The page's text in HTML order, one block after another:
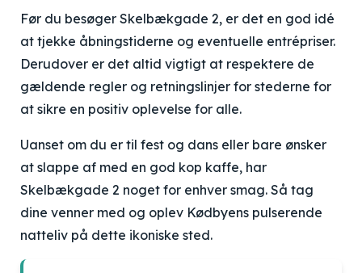
Før du besøger Skelbækgade 2, er det en god idé
at tjekke åbningstiderne og eventuelle entrépriser.
Derudover er det altid vigtigt at respektere de
gældende regler og retningslinjer for stederne for
at sikre en positiv oplevelse for alle.
Uanset om du er til fest og dans eller bare ønsker
at slappe af med en god kop kaffe, har
Skelbækgade 2 noget for enhver smag. Så tag
dine venner med og oplev Kødbyens pulserende
natteliv på dette ikoniske sted.